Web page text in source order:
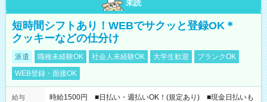
未読
短時間シフトあり！WEBでサクッと登録OK＊
クッキーなどの仕分け
派遣 職種未経験OK 社会人未経験OK 大学生歓迎
ブランクOK
WEB登録・面接OK
給与
時給1500円 ■日払い・週払いOK！(規定あり) ■現金日払いも